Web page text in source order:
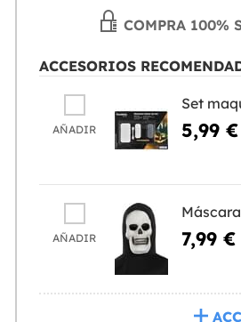
COMPRA 100%
ACCESORIOS
AÑADIR
Set
5,99 €
AÑADIR 7,99 €